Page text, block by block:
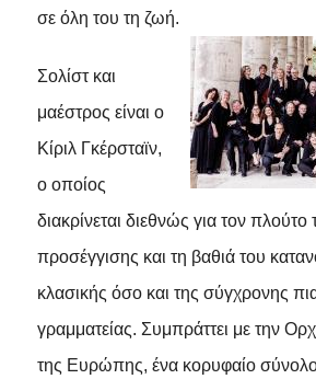
σε όλη του τη ζωή.
Σολίστ και
μαέστρος είναι ο
Κίριλ Γκέρσταϊν,
ο οποίος
διακρίνεται διεθνώς για τον
προσέγγισης και τη βαθιά του
κλασικής όσο και της σύγχρονης
γραμματείας. Συμπράττει με την
της Ευρώπης, ένα κορυφαίο σύνολο